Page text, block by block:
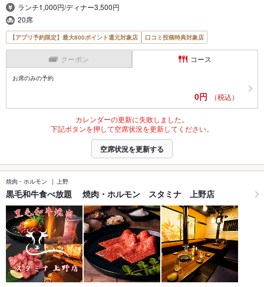
ランチ1,000円/ディナー3,500円
20席
【アプリ予約限定】最大800ポイント還元対象店 口コミ投稿特典対象店
クーポン コース
お席のみの予約
0円 （税込）
カレンダーの更新に失敗しました。
下記ボタンを押して空席状況を更新してください。
空席状況を更新する
焼肉・ホルモン 上野
黒毛和牛食べ放題 焼肉・ホルモン スタミナ 上野店